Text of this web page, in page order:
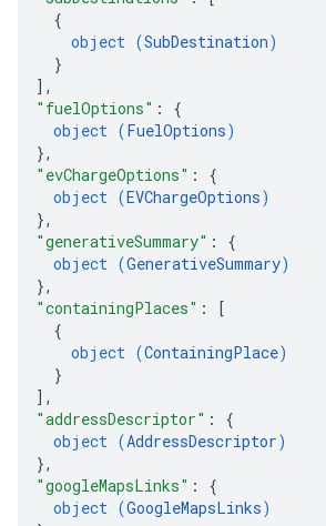
{
object (SubDestination)
}
] ,
"fuelOptions" : {
object (FuelOptions)
},
"evChargeOptions" : {
object (EVChargeOptions)
},
"generativeSummary" : {
object (GenerativeSummary)
},
"containingPlaces" :
[
{
object (ContainingPlace)
}
] ,
"addressDescriptor" : {
object (AddressDescriptor)
},
"googleMapsLinks" : {
object (GoogleMapsLinks)